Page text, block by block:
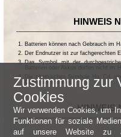
HINWEIS
Batterien können nach Gebrauch im
Der Endnutzer ist zur fachgerechten
Das Symbol mit der
Die chemischen Symbole Hg, Cd,
Cadmium und Blei.
HINWEIS
Zustimmung zur
Cookies
Wir verwenden Cookies, um
Funktionen für soziale
auf unsere Website zu